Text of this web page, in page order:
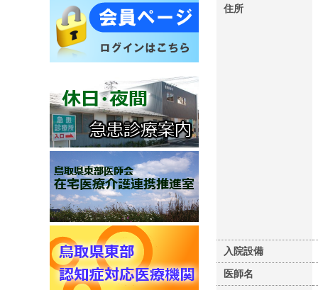
住所
入院設備
医師名